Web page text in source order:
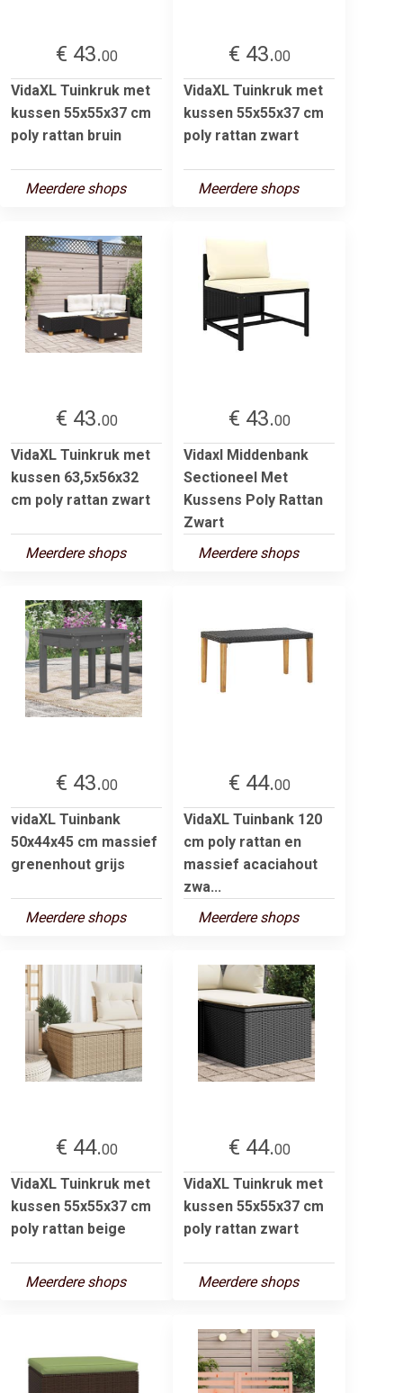
€ 43.00
VidaXL Tuinkruk met
kussen 55x55x37 cm
poly rattan bruin
Meerdere shops
€ 43.00
VidaXL Tuinkruk met
kussen 55x55x37 cm
poly rattan zwart
Meerdere shops
€ 43.00
VidaXL Tuinkruk met
kussen 63,5x56x32
cm poly rattan zwart
Meerdere shops
€ 43.00
Vidaxl Middenbank
Sectioneel Met
Kussens Poly Rattan
Zwart
Meerdere shops
€ 43.00
vidaXL Tuinbank
50x44x45 cm massief
grenenhout grijs
Meerdere shops
€ 44.00
VidaXL Tuinbank 120
cm poly rattan en
massief acaciahout
zwa...
Meerdere shops
€ 44.00
VidaXL Tuinkruk met
kussen 55x55x37 cm
poly rattan beige
Meerdere shops
€ 44.00
VidaXL Tuinkruk met
kussen 55x55x37 cm
poly rattan zwart
Meerdere shops